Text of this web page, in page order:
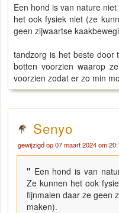
Een hond is van nature
het ook fysiek niet (ze
geen zijwaartse
tandzorg is het beste door
botten voorzien waarop
voorzien zodat er zo min
Senyo
gewijzigd op 07 maart 2024 om
" Een hond is van
Ze kunnen het ook
fijnmalen daar ze geen
maken).